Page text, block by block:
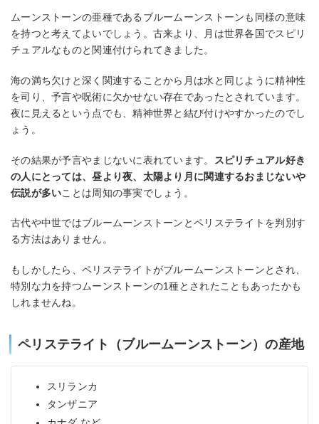
ムーンストーンの亜種であるブルームーンストーンも同様の意味
を持つと考えてよいでしょう。古来より、月は世界各国でスピリ
チュアルなものと関連付けられてきました。
海の満ち欠けと深く関連することから月は水と同じように精神性
を司り、予言や呪術に欠かせない存在であったとされています。
夜に見えるという点でも、精神世界と結び付けやすかったのでし
ょう。
その結果が予言やまじないに表れています。
スピリチュアル好き
の人にとっては、昼より夜、太陽より月に関連するおまじないや
伝説が多いことは周知の事実でしょう。
古代や中世ではブルームーンストーンとペリステライトを判別す
る方法はありません。
もしかしたら、ペリステライトがブルームーンストーンとされ、
特別な力を持つムーンストーンの1種とされたこともあったかも
しれませんね。
ペリステライト（ブルームーンストーン）の産地
スリランカ
タンザニア